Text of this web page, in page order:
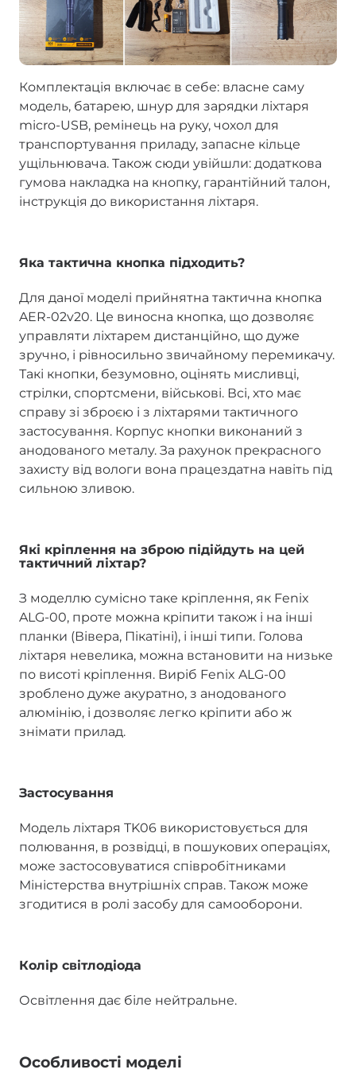
Комплектація включає в себе: власне саму
модель, батарею, шнур для зарядки ліхтаря
micro-USB, ремінець на руку, чохол для
транспортування приладу, запасне кільце
ущільнювача. Також сюди увійшли: додаткова
гумова накладка на кнопку, гарантійний талон,
інструкція до використання ліхтаря.
Яка тактична кнопка підходить?
Для даної моделі прийнятна тактична кнопка
AER-02v20. Це виносна кнопка, що дозволяє
управляти ліхтарем дистанційно, що дуже
зручно, і рівносильно звичайному перемикачу.
Такі кнопки, безумовно, оцінять мисливці,
стрілки, спортсмени, військові. Всі, хто має
справу зі зброєю і з ліхтарями тактичного
застосування. Корпус кнопки виконаний з
анодованого металу. За рахунок прекрасного
захисту від вологи вона працездатна навіть під
сильною зливою.
Які кріплення на зброю підійдуть на цей
тактичний ліхтар?
З моделлю сумісно таке кріплення, як Fenix
ALG-00, проте можна кріпити також і на інші
планки (Вівера, Пікатіні), і інші типи. Голова
ліхтаря невелика, можна встановити на низьке
по висоті кріплення. Виріб Fenix ALG-00
зроблено дуже акуратно, з анодованого
алюмінію, і дозволяє легко кріпити або ж
знімати прилад.
Застосування
Модель ліхтаря TK06 використовується для
полювання, в розвідці, в пошукових операціях,
може застосовуватися співробітниками
Міністерства внутрішніх справ. Також може
згодитися в ролі засобу для самооборони.
Колір світлодіода
Освітлення дає біле нейтральне.
Особливості моделі